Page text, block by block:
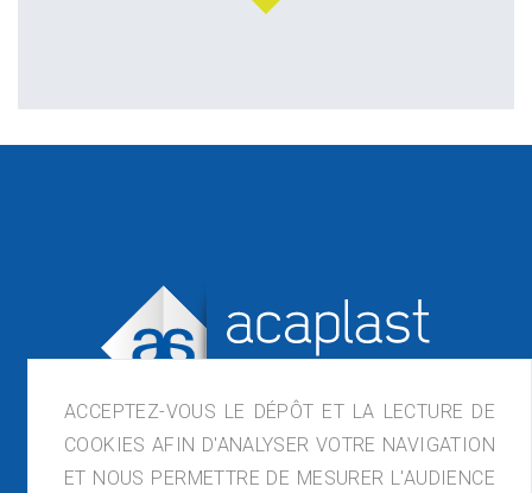
ACCEPTEZ-VOUS LE DÉPÔT ET LA LECTURE DE
COOKIES AFIN D'ANALYSER VOTRE NAVIGATION
ET NOUS PERMETTRE DE MESURER L'AUDIENCE